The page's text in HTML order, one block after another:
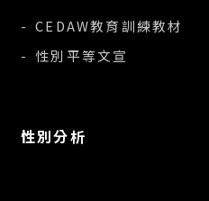
- CEDAW教育訓練教材
- 性別平等文宣
性別分析